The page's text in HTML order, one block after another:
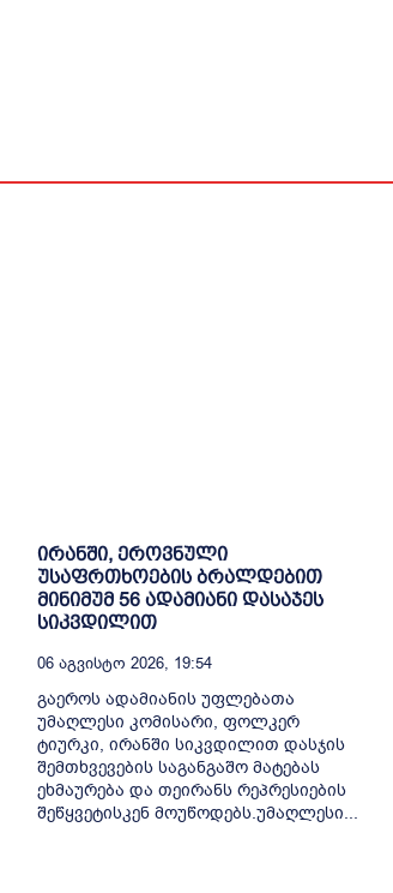
ირანში, ეროვნული
უსაფრთხოების ბრალდებით
მინიმუმ 56 ადამიანი დასაჯეს
სიკვდილით
06 Აგვისტო 2026, 19:54
გაეროს ადამიანის უფლებათა
უმაღლესი კომისარი, ფოლკერ
ტიურკი, ირანში სიკვდილით დასჯის
შემთხვევების საგანგაშო მატებას
ეხმაურება და თეირანს რეპრესიების
შეწყვეტისკენ მოუწოდებს.უმაღლესი...